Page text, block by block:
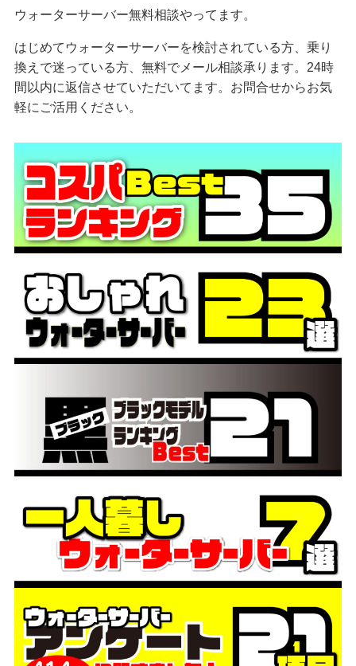
ウォーターサーバー無料相談やってます。
はじめてウォーターサーバーを検討されている方、乗り
換えで迷っている方、無料でメール相談承ります。24時
間以内に返信させていただいてます。お問合せからお気
軽にご活用ください。